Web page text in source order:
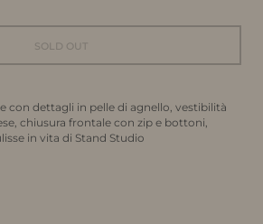
SOLD OUT
con dettagli in pelle di agnello, vestibilità
chiusura frontale con zip e bottoni,
in vita di Stand Studio